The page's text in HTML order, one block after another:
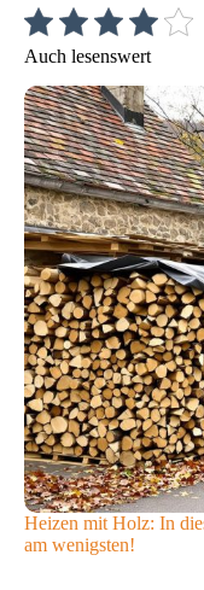
Auch lesenswert
Heizen mit Holz: In
am wenigsten!